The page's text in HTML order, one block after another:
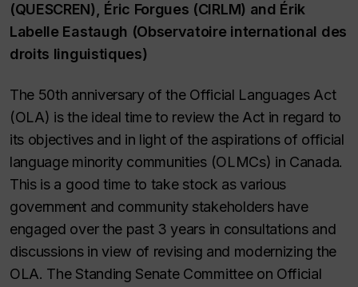
(QUESCREN), Éric Forgues (CIRLM) and Érik
Labelle Eastaugh (Observatoire international des
droits linguistiques)
The 50th anniversary of the Official Languages Act
(OLA) is the ideal time to review the Act in regard to
its objectives and in light of the aspirations of official
language minority communities (OLMCs) in Canada.
This is a good time to take stock as various
government and community stakeholders have
engaged over the past 3 years in consultations and
discussions in view of revising and modernizing the
OLA. The Standing Senate Committee on Official